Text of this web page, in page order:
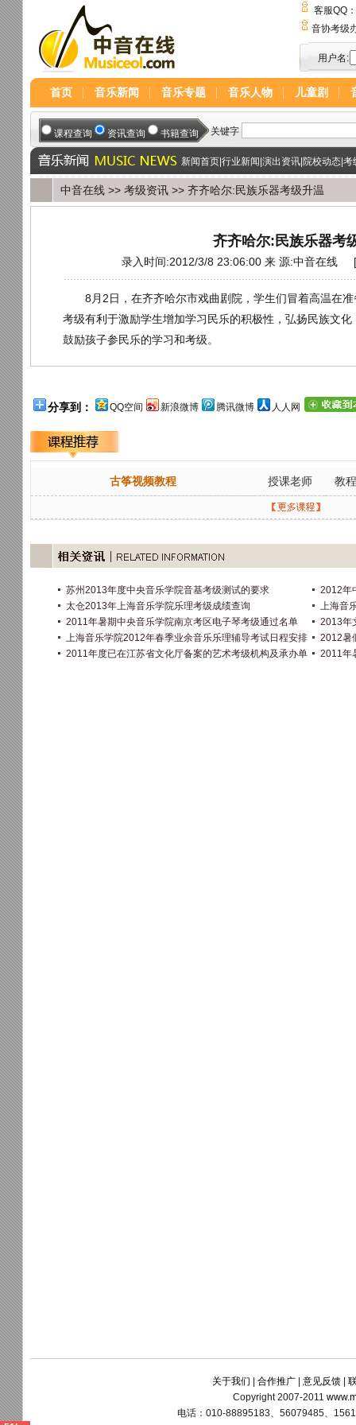
客服QQ：
音协考级
用户名:
首页 音乐新闻 音乐专题 音乐人物 儿童剧
新闻首页|行业新闻|演出资讯|院校动态|考
中音在线 >> 考级资讯 >> 齐齐哈尔:民族乐器考级升温
齐齐哈尔:民族乐器考
录入时间:2012/3/8 23:06:00 来 源:中音在线 [
8月2日，在齐齐哈尔市戏曲剧院，学生们冒着高温在准
考级有利于激励学生增加学习民乐的积极性，弘扬民族文
鼓励孩子参民乐的学习和考级。
分享到： QQ空间 新浪微博 腾讯微博 人人网
古筝视频教程 授课老师 教
苏州2013年度中央音乐学院音基考级测试的要求
2012年
太仓2013年上海音乐学院乐理考级成绩查询
上海音
2011年暑期中央音乐学院南京考区电子琴考级通过名单
2013年
上海音乐学院2012年春季业余音乐乐理辅导考试日程安排
2012暑
2011年度已在江苏省文化厅备案的艺术考级机构及承办单
2011年
关于我们 合作推广| 意见反馈|
Copyright 2007-2011
电话：010-88895183、56079485、